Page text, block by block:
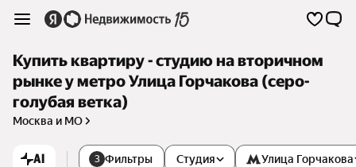
Купить квартиру - студию на вторичном
рынке у метро Улица Горчакова (серо-
голубая ветка)
Москва и МО
AI 3 Фильтры Студия Улица Горчакова